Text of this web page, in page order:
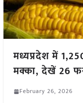
मध्यप्रदेश में
मक्का, देखें 26
February 26, 2026